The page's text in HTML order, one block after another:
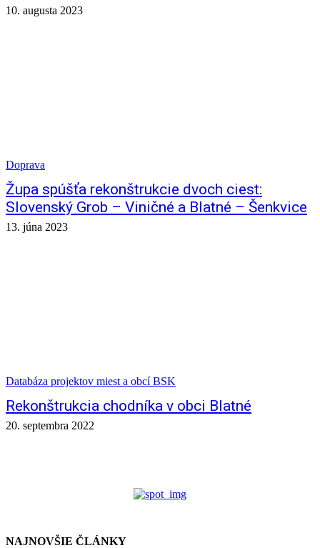
10. augusta 2023
Doprava
Župa spúšťa rekonštrukcie dvoch ciest:
Slovenský Grob – Viničné a Blatné – Šenkvice
13. júna 2023
Databáza projektov miest a obcí BSK
Rekonštrukcia chodníka v obci Blatné
20. septembra 2022
NAJNOVŠIE ČLÁNKY